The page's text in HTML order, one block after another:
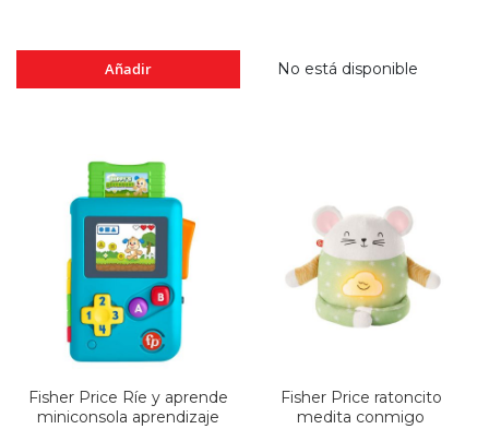
Añadir No está disponible
Fisher Price Ríe y aprende
miniconsola aprendizaje
Fisher Price ratoncito
medita conmigo